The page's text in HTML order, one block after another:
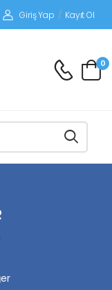
ödemeli gönderilir.
Giriş Yap / Kayıt Ol
0